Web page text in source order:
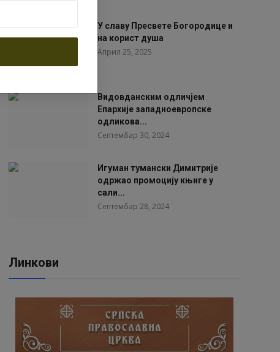
У славу Пресвете Богородице и
на корист душа
Април 25, 2025
Видовданским одличјем
Епархије западноевропске
одликова...
Септембар 30, 2024
Игуман тумански Димитрије
одржао промоцију књиге у
сали...
Септембар 28, 2024
Линкови